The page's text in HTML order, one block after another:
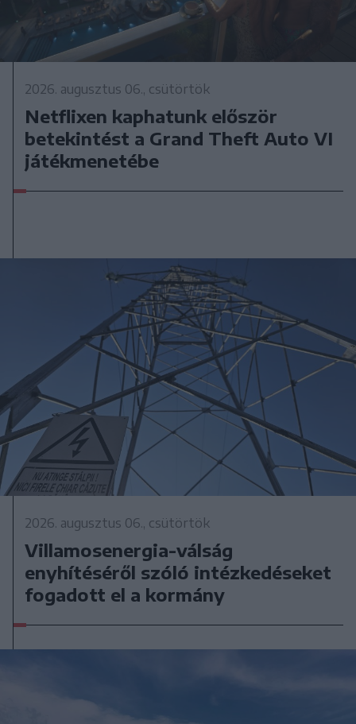
2026. augusztus 06., csütörtök
Netflixen kaphatunk először
betekintést a Grand Theft Auto VI
játékmenetébe
2026. augusztus 06., csütörtök
Villamosenergia-válság
enyhítéséről szóló intézkedéseket
fogadott el a kormány